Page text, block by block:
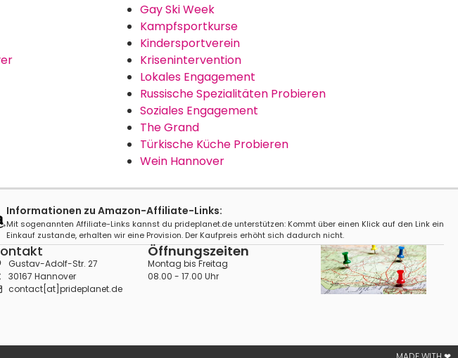
Gay Ski Week
Kampfsportkurse
Kindersportverein
Krisenintervention
Lokales Engagement
Russische Spezialitäten Probieren
Soziales Engagement
The Grand
Türkische Küche Probieren
Wein Hannover
Informationen zu Amazon-Affiliate-Links:
Mit sogenannten Affiliate-Links kannst du prideplanet.de unterstützen: Kommt über einen Klick auf den Link ein
Einkauf zustande, erhalten wir eine Provision. Der Kaufpreis erhöht sich dadurch nicht.
Gustav-Adolf-Str. 27
30167 Hannover
contact[at]prideplanet.de
Öffnungszeiten
Montag bis Freitag
08.00 - 17.00 Uhr